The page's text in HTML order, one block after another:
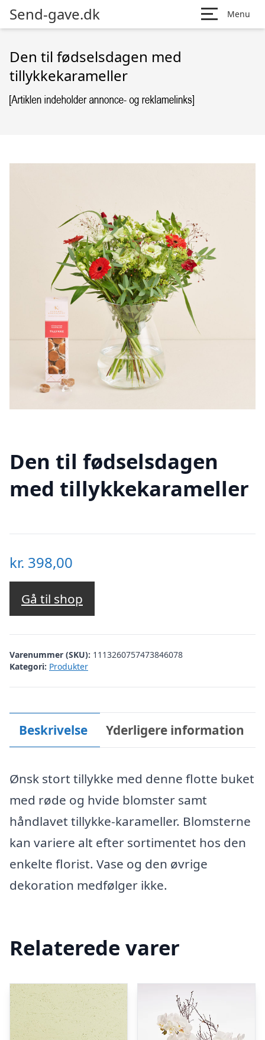
Send-gave.dk Menu
Den til fødselsdagen med
tillykkekarameller
Den til fødselsdagen
med tillykkekarameller
kr. 398,00
Gå til shop
Varenummer (SKU): 1113260757473846078
Kategori: Produkter
Beskrivelse Yderligere information
Ønsk stort tillykke med denne flotte buket
med røde og hvide blomster samt
håndlavet tillykke-karameller. Blomsterne
kan variere alt efter sortimentet hos den
enkelte florist. Vase og den øvrige
dekoration medfølger ikke.
Relaterede varer